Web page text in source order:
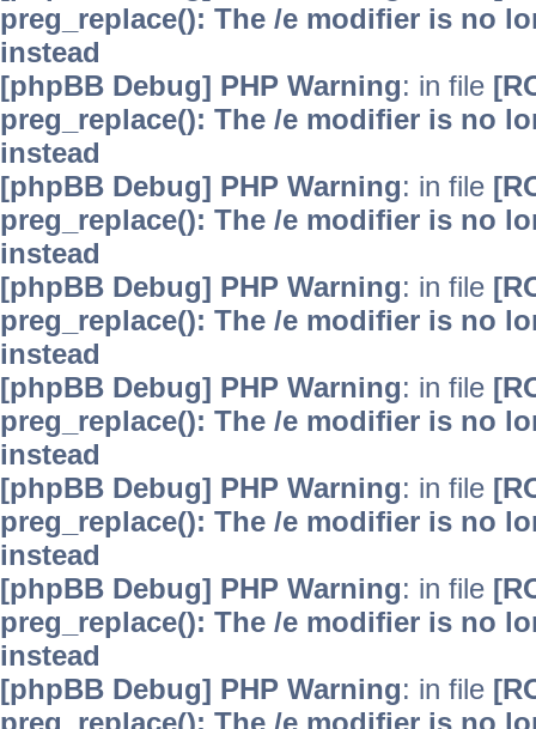
preg_replace(): The /e modifier is no
instead
[phpBB Debug] PHP Warning: in file
preg_replace(): The /e modifier is no
instead
[phpBB Debug] PHP Warning: in file
preg_replace(): The /e modifier is no
instead
[phpBB Debug] PHP Warning: in file
preg_replace(): The /e modifier is no
instead
[phpBB Debug] PHP Warning: in file
preg_replace(): The /e modifier is no
instead
[phpBB Debug] PHP Warning: in file
preg_replace(): The /e modifier is no
instead
[phpBB Debug] PHP Warning: in file
preg_replace(): The /e modifier is no
instead
[phpBB Debug] PHP Warning: in file
preg_replace(): The /e modifier is no